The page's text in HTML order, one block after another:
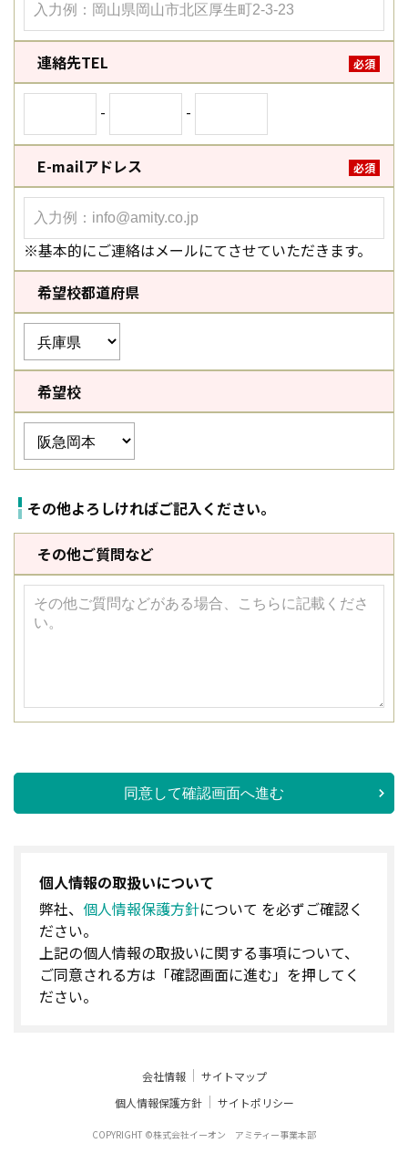
連絡先TEL 必須
- -
E-mailアドレス 必須
※基本的にご連絡はメールにてさせていただきます。
希望校都道府県
希望校
その他よろしければご記入ください。
その他ご質問など
同意して確認画面へ進む
個人情報の取扱いについて
弊社、 個人情報保護方針について を必ずご確認く
ださい。
上記の個人情報の取扱いに関する事項について、
ご同意される方は「確認画面に進む」を押してく
ださい。
会社情報
サイトマップ
個人情報保護方針
サイトポリシー
COPYRIGHT ©株式会社イーオン アミティー事業本部